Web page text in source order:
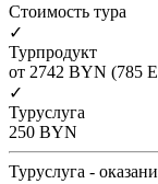
Cтоимость тура
✓
Турпродукт
от 2742 BYN (785
✓
Туруслуга
250 BYN
Туруслуга -